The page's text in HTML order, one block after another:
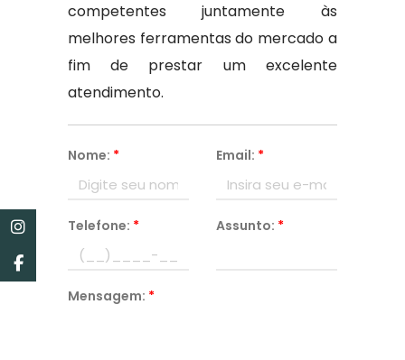
competentes juntamente às
melhores ferramentas do mercado a
fim de prestar um excelente
atendimento.
Nome: * Email: *
Telefone: * Assunto: *
Mensagem: *